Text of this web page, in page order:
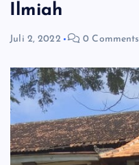
Ilmiah
Juli 2, 2022 0 Comments